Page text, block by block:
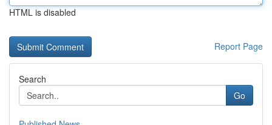
HTML is disabled
Report Page
Search
Go